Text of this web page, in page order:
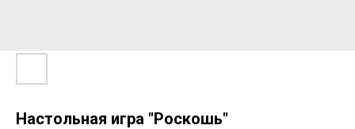
Настольная игра "Роскошь"